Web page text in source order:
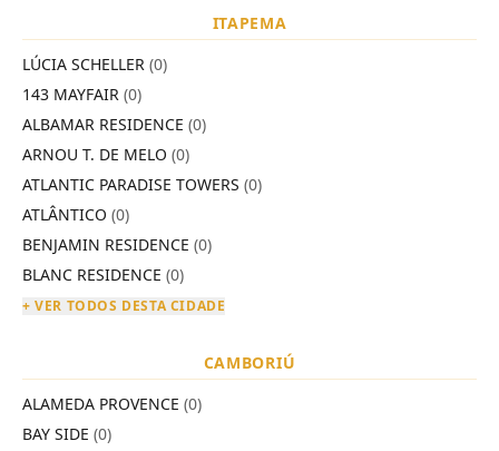
ITAPEMA
LÚCIA SCHELLER (0)
143 MAYFAIR (0)
ALBAMAR RESIDENCE (0)
ARNOU T. DE MELO (0)
ATLANTIC PARADISE TOWERS (0)
ATLÂNTICO (0)
BENJAMIN RESIDENCE (0)
BLANC RESIDENCE (0)
+ VER TODOS DESTA CIDADE
CAMBORIÚ
ALAMEDA PROVENCE (0)
BAY SIDE (0)